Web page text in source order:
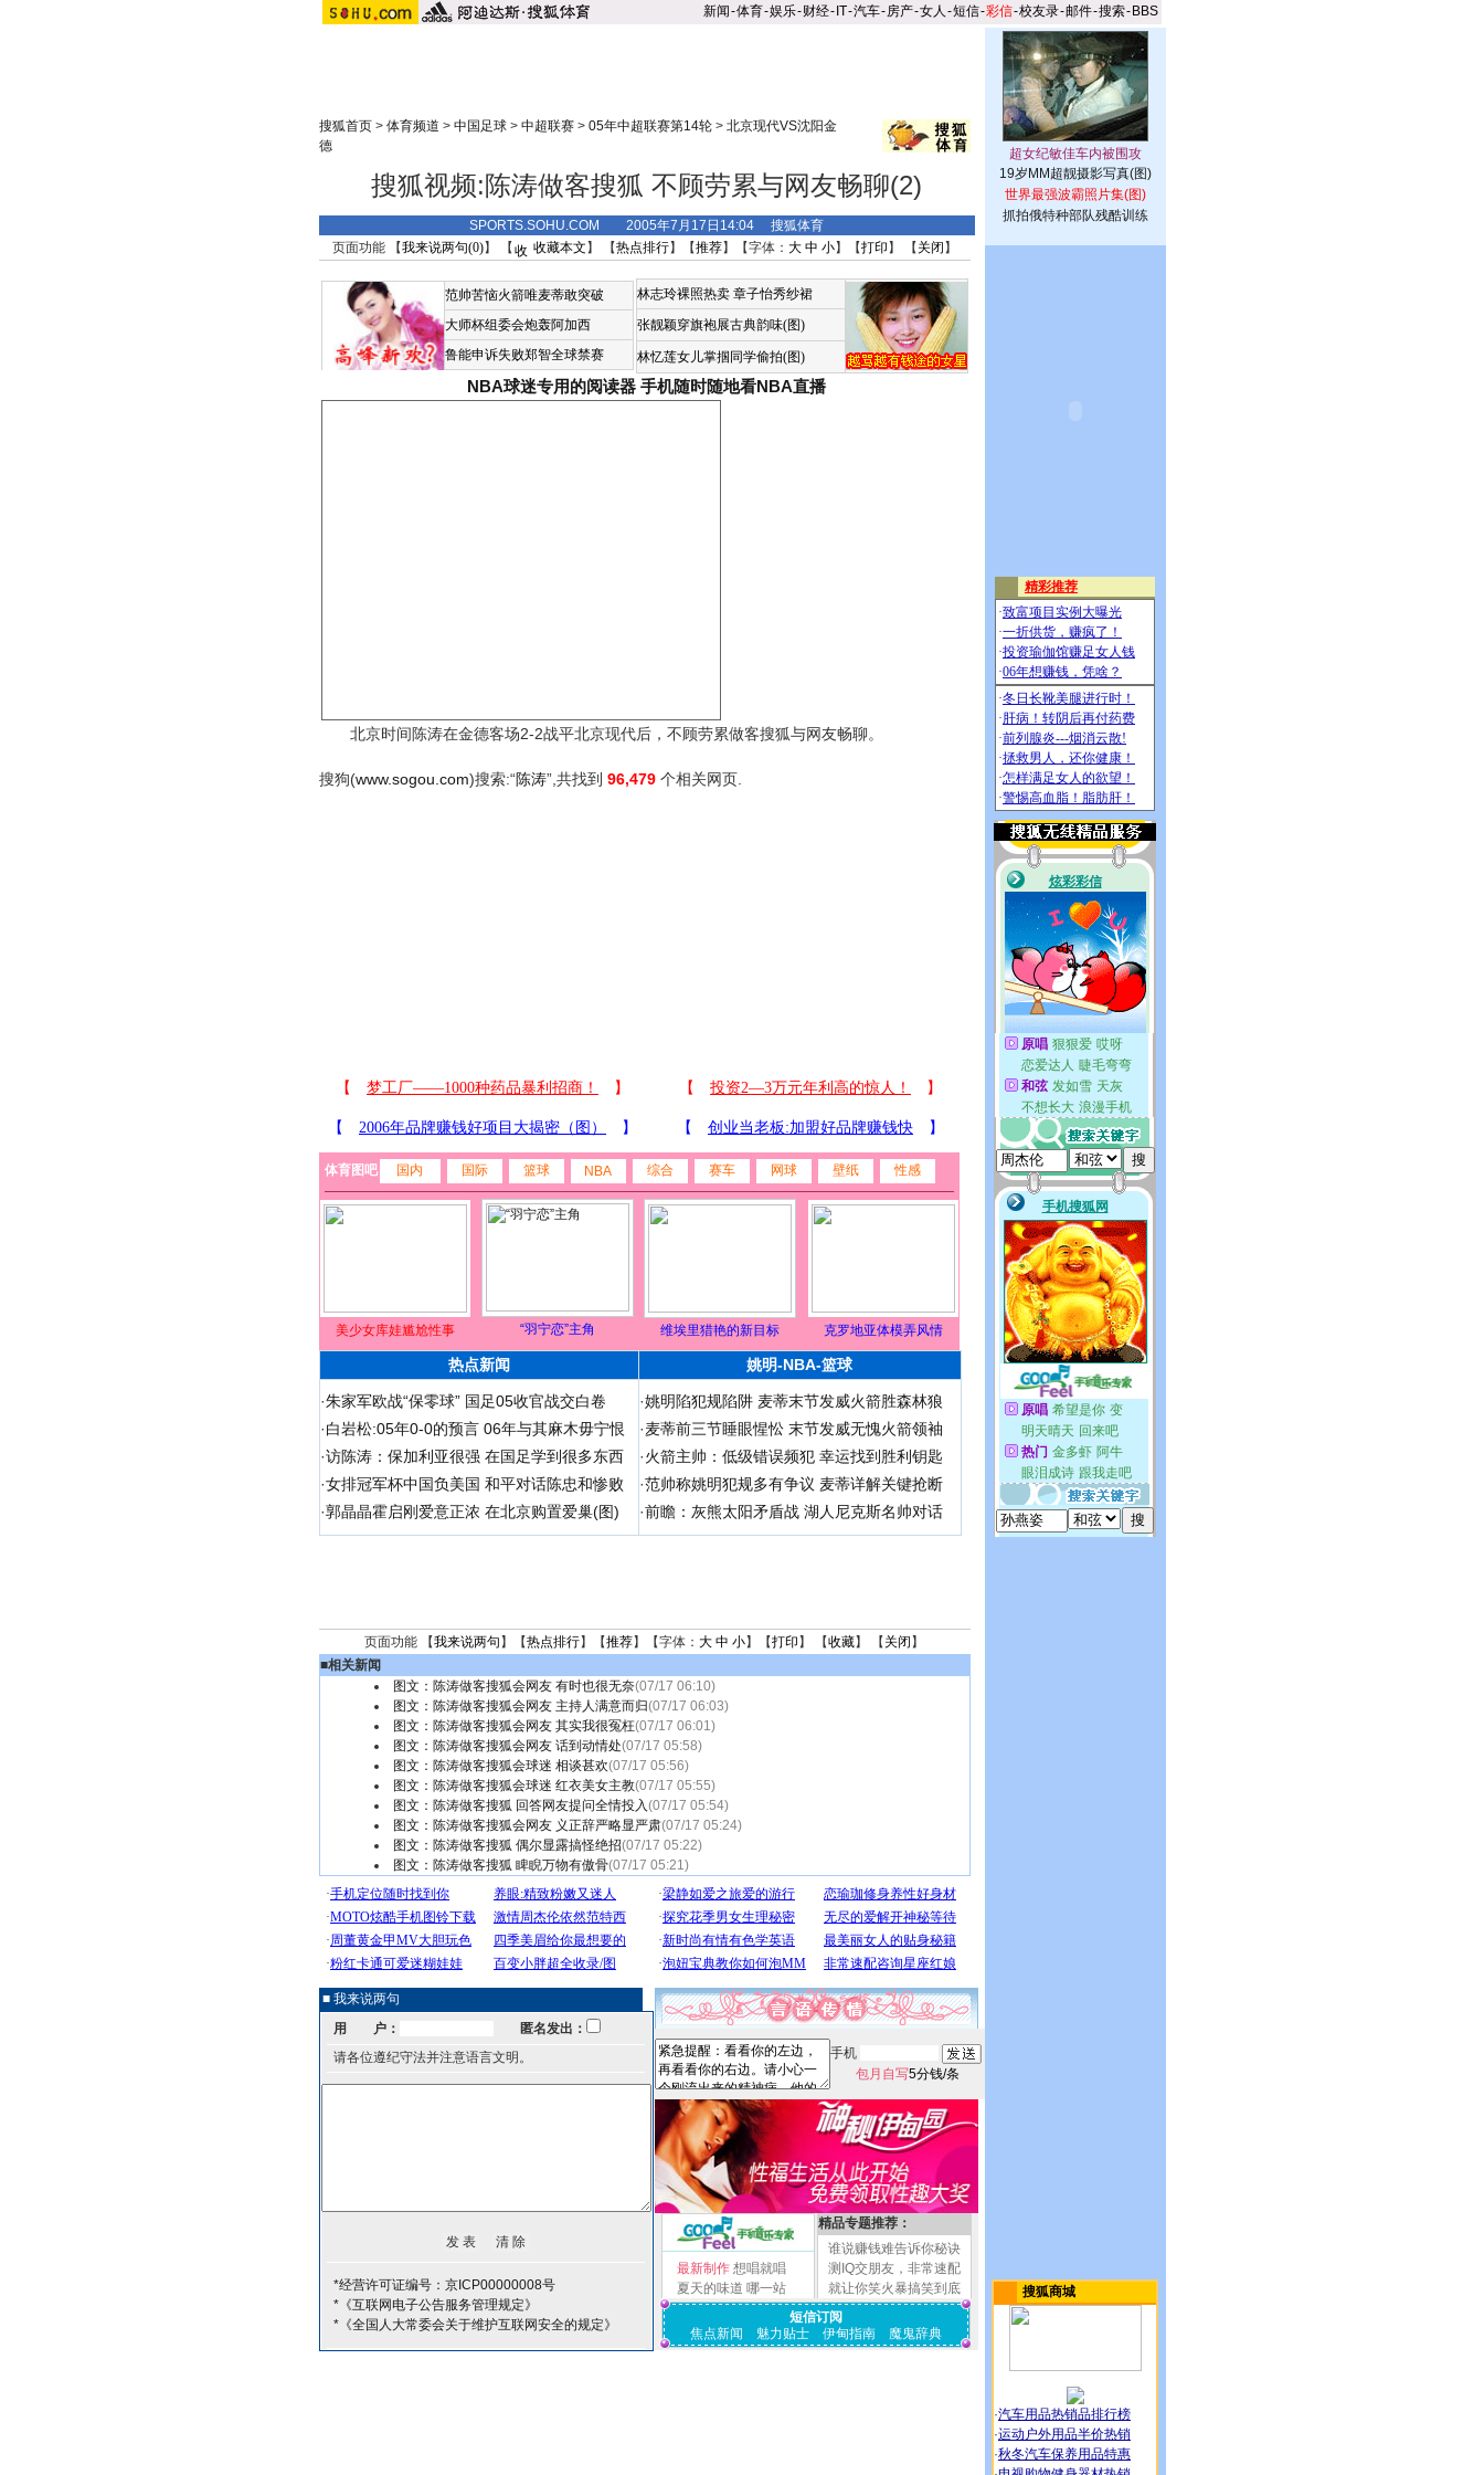
新闻-体育-娱乐-财经- IT-汽车-房产-女人 -短信-彩信-校友录-邮件-搜索- BBS
搜狐首页> 体育频道 > 中国足球> 中超联赛> 05年中超联赛第14轮> 北京现代VS沈阳金
德
搜狐视频:陈涛做客搜狐 不顾劳累与网友畅聊(2)
SPORTS.SOHU.COM 2005年7月17日14:04 搜狐体育
页面功能 【我来说两句(0)】 【 收藏本文 】 【热点排行】【推荐】【字体： 大 中 小】【打印 】 【 关闭 】
范帅苦恼火箭唯麦蒂敢突破
大师杯组委会炮轰阿加西
鲁能申诉失败郑智全球禁赛
林志玲裸照热卖 章子怡秀纱裙
张靓颖穿旗袍展古典韵味(图)
林忆莲女儿掌掴同学偷拍(图)
NBA球迷专用的阅读器 手机随时随地看NBA直播
北京时间陈涛在金德客场2-2战平北京现代后，不顾劳累做客搜狐与网友畅聊。
搜狗(www.sogou.com)搜索:“陈涛”,共找到 96,479 个相关网页.
体育图吧 国内 国际 篮球 NBA 综合 赛车 网球 壁纸 性感
美少女库娃尴尬性事 “羽宁恋”主角 维埃里猎艳的新目标 克罗地亚体模弄风情
热点新闻 姚明-NBA-篮球
·朱家军欧战“保零球” 国足05收官战交白卷
·白岩松:05年0-0的预言 06年与其麻木毋宁恨
·访陈涛：保加利亚很强 在国足学到很多东西
·女排冠军杯中国负美国 和平对话陈忠和惨败
·郭晶晶霍启刚爱意正浓 在北京购置爱巢(图)
·姚明陷犯规陷阱 麦蒂末节发威火箭胜森林狼
·麦蒂前三节睡眼惺忪 末节发威无愧火箭领袖
·火箭主帅：低级错误频犯 幸运找到胜利钥匙
·范帅称姚明犯规多有争议 麦蒂详解关键抢断
·前瞻：灰熊太阳矛盾战 湖人尼克斯名帅对话
页面功能 【我来说两句 】【热点排行】【推荐】【字体： 大 中 小】【打印 】 【收藏】 【 关闭 】
■相关新闻
图文：陈涛做客搜狐会网友 有时也很无奈(07/17 06:10)
图文：陈涛做客搜狐会网友 主持人满意而归(07/17 06:03)
图文：陈涛做客搜狐会网友 其实我很冤枉(07/17 06:01)
图文：陈涛做客搜狐会网友 话到动情处(07/17 05:58)
图文：陈涛做客搜狐会球迷 相谈甚欢(07/17 05:56)
图文：陈涛做客搜狐会球迷 红衣美女主教(07/17 05:55)
图文：陈涛做客搜狐 回答网友提问全情投入(07/17 05:54)
图文：陈涛做客搜狐会网友 义正辞严略显严肃(07/17 05:24)
图文：陈涛做客搜狐 偶尔显露搞怪绝招(07/17 05:22)
图文：陈涛做客搜狐 睥睨万物有傲骨(07/17 05:21)
■ 我来说两句
用 户：
匿名发出：
请各位遵纪守法并注意语言文明。
*经营许可证编号：京ICP00000008号
*《互联网电子公告服务管理规定》
*《全国人大常委会关于维护互联网安全的规定》
手机
包月自写5分钱/条
最新制作 想唱就唱
夏天的味道 哪一站
精品专题推荐：
谁说赚钱难告诉你秘诀
测IQ交朋友，非常速配
就让你笑火暴搞笑到底
短信订阅
焦点新闻
魅力贴士 伊甸指南 魔鬼辞典
19岁MM超靓摄影写真(图)
世界最强波霸照片集(图)
抓拍俄特种部队残酷训练
搜狐商城
·汽车用品热销品排行榜
·运动户外用品半价热销
·秋冬汽车保养用品特惠